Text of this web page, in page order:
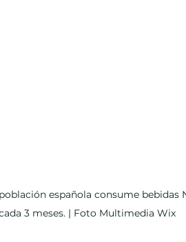
española consume bebidas
3 meses. | Foto Multimedia Wix